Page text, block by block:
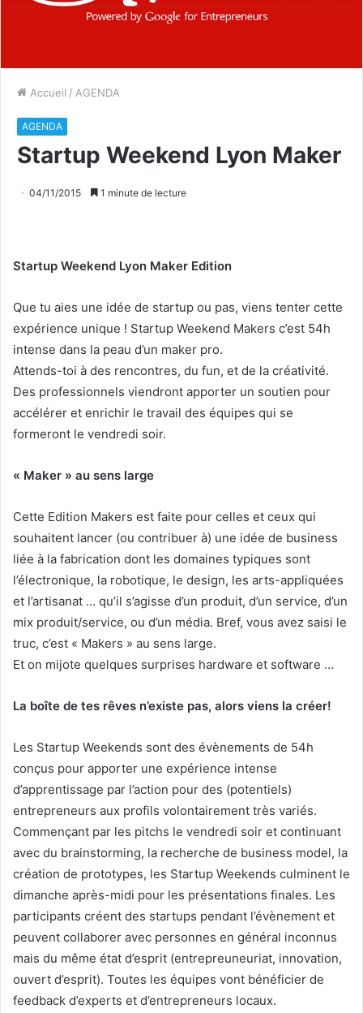
Accueil / AGENDA
AGENDA
Startup Weekend Lyon Maker
04/11/2015 1 minute de lecture
Startup Weekend Lyon Maker Edition
Que tu aies une idée de startup ou pas, viens tenter cette
expérience unique ! Startup Weekend Makers c’est 54h
intense dans la peau d’un maker pro.
Attends-toi à des rencontres, du fun, et de la créativité.
Des professionnels viendront apporter un soutien pour
accélérer et enrichir le travail des équipes qui se
formeront le vendredi soir.
« Maker » au sens large
Cette Edition Makers est faite pour celles et ceux qui
souhaitent lancer (ou contribuer à) une idée de business
liée à la fabrication dont les domaines typiques sont
l’électronique, la robotique, le design, les arts-appliquées
et l’artisanat … qu’il s’agisse d’un produit, d’un service, d’un
mix produit/service, ou d’un média. Bref, vous avez saisi le
truc, c’est « Makers » au sens large.
Et on mijote quelques surprises hardware et software …
La boîte de tes rêves n’existe pas, alors viens la créer!
Les Startup Weekends sont des évènements de 54h
conçus pour apporter une expérience intense
d’apprentissage par l’action pour des (potentiels)
entrepreneurs aux profils volontairement très variés.
Commençant par les pitchs le vendredi soir et continuant
avec du brainstorming, la recherche de business model, la
création de prototypes, les Startup Weekends culminent le
dimanche après-midi pour les présentations finales. Les
participants créent des startups pendant l’évènement et
peuvent collaborer avec personnes en général inconnus
mais du même état d’esprit (entrepreuneuriat, innovation,
ouvert d’esprit). Toutes les équipes vont bénéficier de
feedback d’experts et d’entrepreneurs locaux.